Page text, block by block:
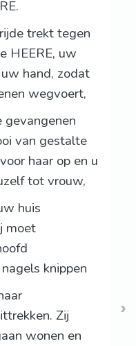
trekt tegen
HEERE, uw
hand, zodat
wegvoert,
gevangenen
van gestalte
haar op en u
tot vrouw,
huis
moet
knippen
Zij
wonen en